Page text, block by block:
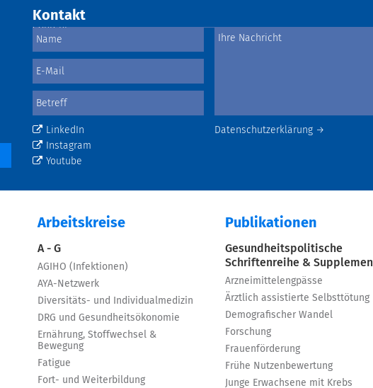
Kontakt
Datenschutzerklärung →
LinkedIn
Instagram
Youtube
Arbeitskreise
A - G
AGIHO (Infektionen)
AYA-Netzwerk
Diversitäts- und Individualmedizin
DRG und Gesundheitsökonomie
Ernährung, Stoffwechsel &
Bewegung
Fatigue
Fort- und Weiterbildung
Publikationen
Gesundheitspolitische
Schriftenreihe &
Arzneimittelengpässe
Ärztlich assistierte Selbsttötung
Demografischer Wandel
Forschung
Frauenförderung
Frühe Nutzenbewertung
Junge Erwachsene mit Krebs